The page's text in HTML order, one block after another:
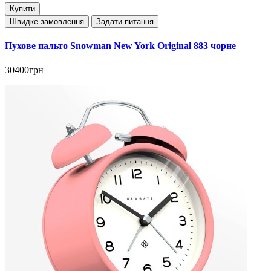
Купити
Швидке замовлення
Задати питання
Пухове пальто Snowman New York Original 883 чорне
30400грн